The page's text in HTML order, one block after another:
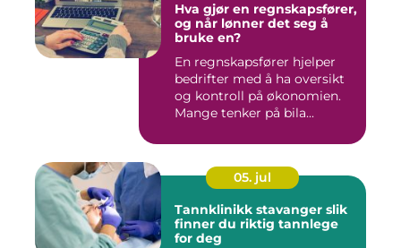
Hva gjør en regnskapsfører,
og når lønner det seg å
bruke en?
En regnskapsfører hjelper
bedrifter med å ha oversikt
og kontroll på økonomien.
Mange tenker på bila...
05. jul
Tannklinikk stavanger slik
finner du riktig tannlege
for deg